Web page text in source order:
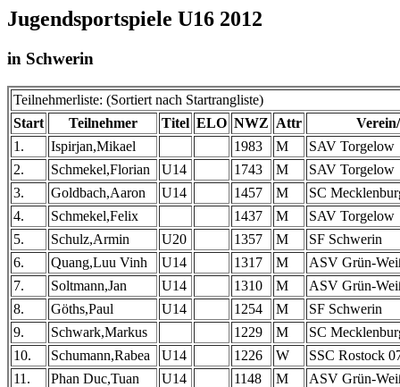
Jugendsportspiele U16 2012
in Schwerin
Teilnehmerliste: (Sortiert nach Startrangliste)
Start
Teilnehmer Titel ELO NWZ Attr
1.
Ispirjan,Mikael 1983 M
SAV Torgelow
2.
Schmekel,Florian U14 1743 M
SAV Torgelow
3.
Goldbach,Aaron U14 1457 M
SC
4.
Schmekel,Felix 1437 M
SAV Torgelow
5.
Schulz,Armin U20 1357 M
SF Schwerin
6.
Quang,Luu Vinh U14 1317 M
ASV Grün-
7.
Soltmann,Jan U14 1310 M
ASV Grün-
8.
Göths,Paul U14 1254 M
SF Schwerin
9.
Schwark,Markus 1229 M
SC
10.
Schumann,Rabea U14 1226 W
SSC Rostock
11.
Phan Duc,Tuan U14 1148 M
ASV Grün-